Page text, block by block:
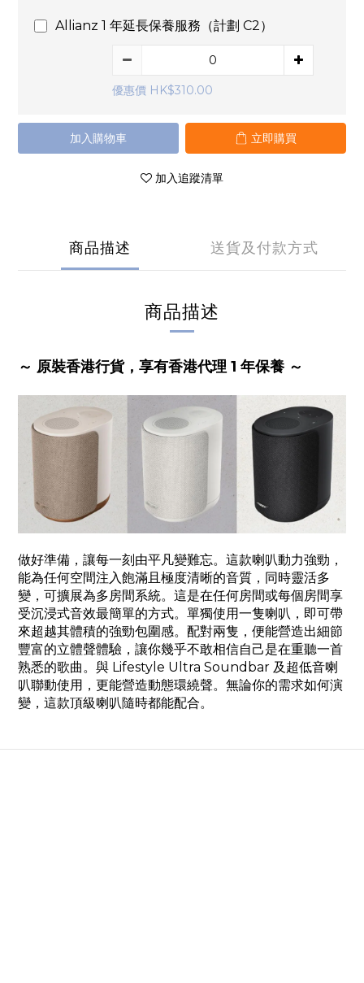
Allianz 1 年延長保養服務（計劃 C2）
優惠價 HK$310.00
加入購物車 立即購買
加入追蹤清單
商品描述 送貨及付款方式
商品描述
～ 原裝香港行貨，享有香港代理 1 年保養 ～
做好準備，讓每一刻由平凡變難忘。這款喇叭動力強勁，
能為任何空間注入飽滿且極度清晰的音質，同時靈活多
變，可擴展為多房間系統。這是在任何房間或每個房間享
受沉浸式音效最簡單的方式。單獨使用一隻喇叭，即可帶
來超越其體積的強勁包圍感。配對兩隻，便能營造出細節
豐富的立體聲體驗，讓你幾乎不敢相信自己是在重聽一首
熟悉的歌曲。與 Lifestyle Ultra Soundbar 及超低音喇
叭聯動使用，更能營造動態環繞聲。無論你的需求如何演
變，這款頂級喇叭隨時都能配合。